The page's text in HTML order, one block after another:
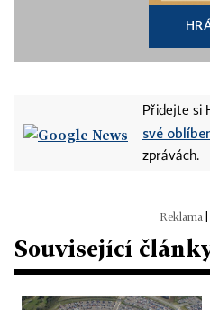
Přidejte si
své
zprávách.
Související